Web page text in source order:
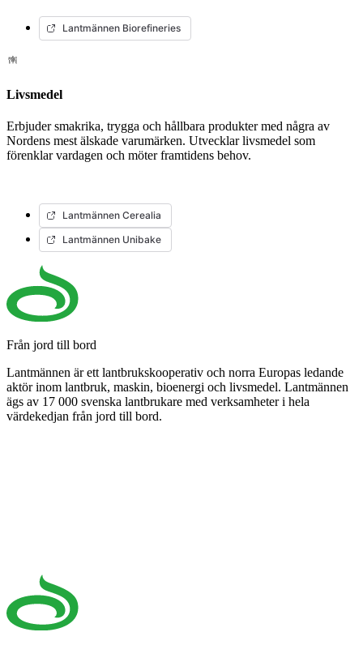
Lantmännen Biorefineries
Livsmedel
Erbjuder smakrika, trygga och hållbara produkter med några av
Nordens mest älskade varumärken. Utvecklar livsmedel som
förenklar vardagen och möter framtidens behov.
Lantmännen Cerealia
Lantmännen Unibake
Från jord till bord
Lantmännen är ett lantbrukskooperativ och norra Europas ledande
aktör inom lantbruk, maskin, bioenergi och livsmedel. Lantmännen
ägs av 17 000 svenska lantbrukare med verksamheter i hela
värdekedjan från jord till bord.